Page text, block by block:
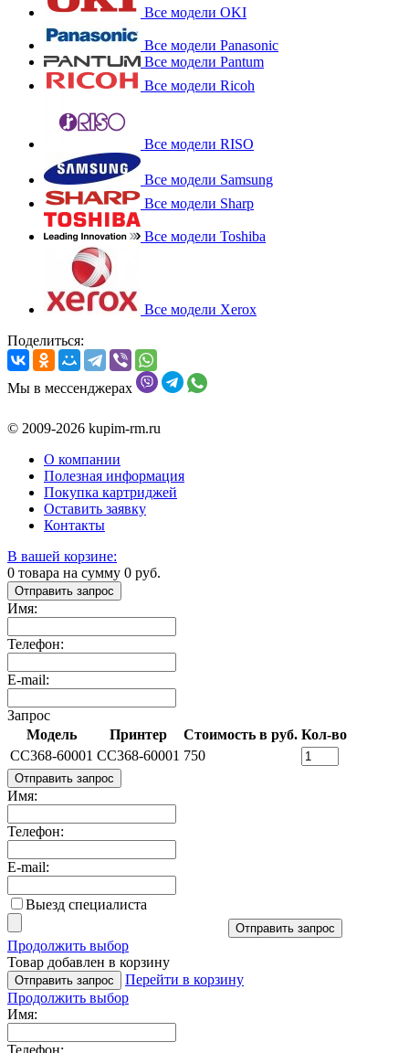
Все модели OKI
Все модели Panasonic
Все модели Pantum
Все модели Ricoh
Все модели RISO
Все модели Samsung
Все модели Sharp
Все модели Toshiba
Все модели Xerox
Поделиться:
Мы в мессенджерах
© 2009-2026 kupim-rm.ru
О компании
Полезная информация
Покупка картриджей
Оставить заявку
Контакты
В вашей корзине:
0 товара на сумму 0 руб.
Отправить запрос
Имя:
Телефон:
E-mail:
Запрос
Модель
Принтер Стоимость в руб. Кол-во
CC368-60001 CC368-60001 750
Отправить запрос
Имя:
Телефон:
E-mail:
Выезд специалиста
Отправить запрос
Продолжить выбор
Товар добавлен в корзину
Отправить запрос
Перейти в корзину
Продолжить выбор
Имя:
Телефон: